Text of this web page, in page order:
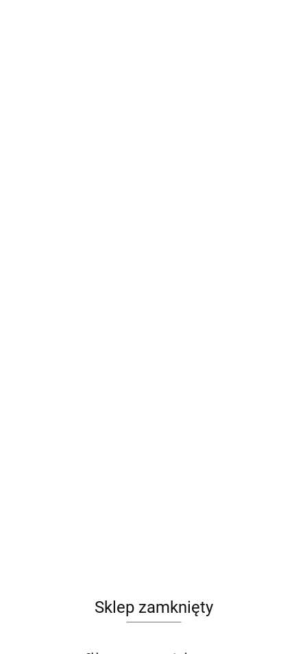
Sklep zamknięty